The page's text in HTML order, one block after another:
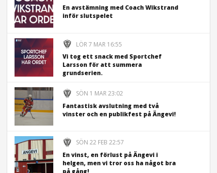
En avstämning med Coach Wikstrand
inför slutspelet
LÖR 7 MAR 16:55
Vi tog ett snack med Sportchef
Larsson för att summera
grundserien.
SÖN 1 MAR 23:02
Fantastisk avslutning med två
vinster och en publikfest på Ängevi!
SÖN 22 FEB 22:57
En vinst, en förlust på Ängevi i
helgen, men vi tror oss ha något bra
på gång!